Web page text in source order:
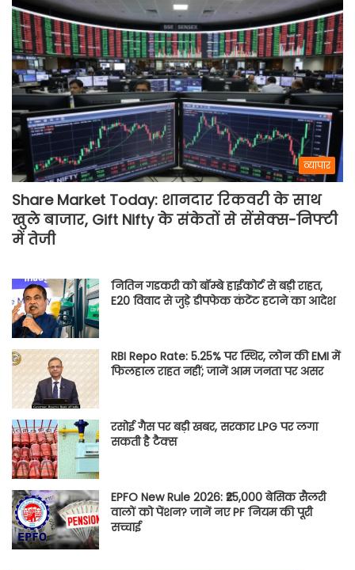
व्यापार
Share Market Today: शानदार रिकवरी के साथ
खुले बाजार, Gift Nifty के संकेतों से सेंसेक्स-निफ्टी
में तेजी
नितिन गडकरी को बॉम्बे हाईकोर्ट से बड़ी राहत,
E20 विवाद से जुड़े डीपफेक कंटेंट हटाने का आदेश
RBI Repo Rate: 5.25% पर स्थिर, लोन की EMI में
फिलहाल राहत नहीं; जानें आम जनता पर असर
रसोई गैस पर बड़ी खबर, सरकार LPG पर लगा
सकती है टैक्स
EPFO New Rule 2026: ₹25,000 बेसिक सैलरी
वालों को पेंशन? जानें नए PF नियम की पूरी
सच्चाई